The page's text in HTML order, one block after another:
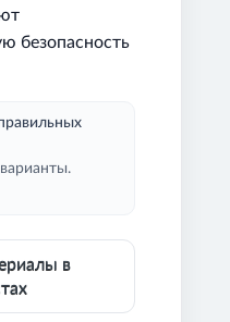
безопасность
в